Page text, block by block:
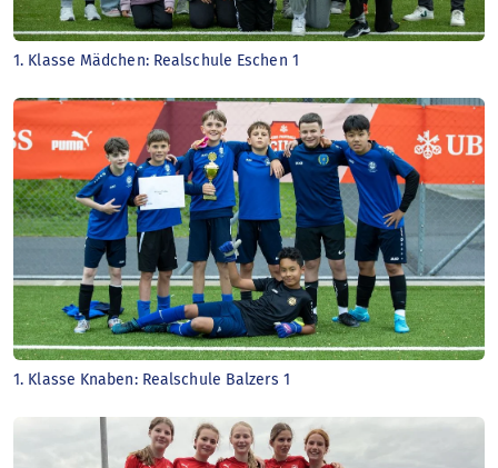
1. Klasse Mädchen: Realschule Eschen 1
1. Klasse Knaben: Realschule Balzers 1